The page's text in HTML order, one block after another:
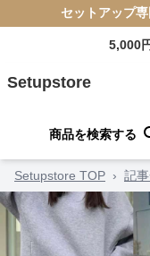
セットアップ
5,000
Setupstore
商品を検索する
Setupstore TOP › 記